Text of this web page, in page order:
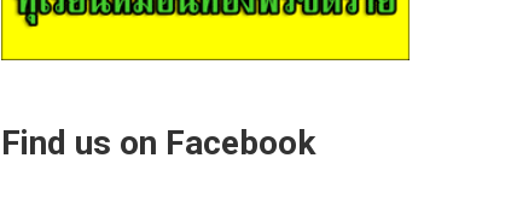
Find us on Facebook